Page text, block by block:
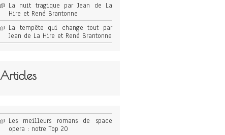
La nuit tragique par Jean de La
Hire et René Brantonne
La tempête qui change tout par
Jean de La Hire et René Brantonne
Articles
Les meilleurs romans de space
opera : notre Top 20